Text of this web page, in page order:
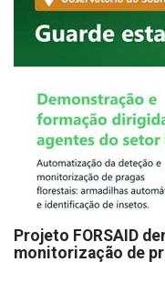
Projeto FORSAID
monitorização de